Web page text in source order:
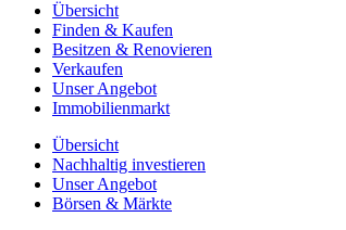
Übersicht
Finden & Kaufen
Besitzen & Renovieren
Verkaufen
Unser Angebot
Immobilienmarkt
Übersicht
Nachhaltig investieren
Unser Angebot
Börsen & Märkte